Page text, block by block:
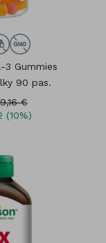
3 Gummies
90 pas.
€
(10%)